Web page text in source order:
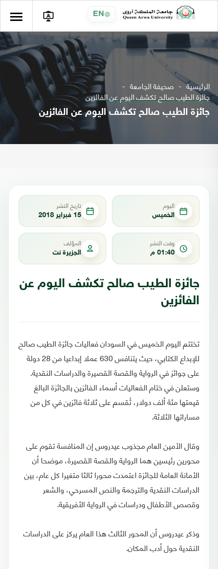
EN
الرئيسية صحيفة الجامعة
جائزة الطيب صالح تكشف اليوم عن الفائزين
جائزة الطيب صالح تكشف اليوم عن الفائزين
اليوم
الخميس
تاريخ النشر
15 فبراير 2018
وقت النشر
01:40 م
المؤلف
الجزيرة نت
جائزة الطيب صالح تكشف اليوم عن
الفائزين
تختتم اليوم الخميس في السودان فعاليات جائزة الطيب صالح
للإبداع الكتابي، حيث يتنافس 630 عملا إبداعيا من 28 دولة
على جوائز في الرواية والقصة القصيرة والدراسات النقدية.
وستعلن في ختام الفعاليات أسماء الفائزين بالجائزة البالغ
قيمتها مئة ألف دولار، تُقسم على ثلاثة فائزين في كل من
مساراتها الثلاثة.
وقال الأمين العام مجذوب عيدروس إن المنافسة تقوم على
محورين رئيسين هما الرواية والقصة القصيرة، موضحا أن
الأمانة العامة للجائزة اعتمدت محورا ثالثا متغيرا كل عام، بين
الدراسات النقدية والترجمة والنص المسرحي، والشعر
وقصص الأطفال ودراسات في الرواية الأفريقية.
وذكر عيدروس أن المحور الثالث هذا العام يركز على الدراسات
النقدية حول أدب المكان.